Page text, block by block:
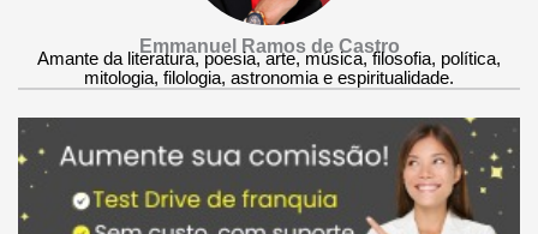
Emmanuel Ramos de Castro
Amante da literatura, poesia, arte, música, filosofia, política,
mitologia, filologia, astronomia e espiritualidade.